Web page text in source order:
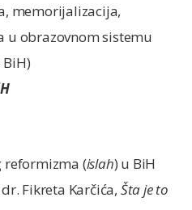
memorijalizacija,
u obrazovnom sistemu
reformizma (islah) u BiH
Fikreta Karčića, Šta je to